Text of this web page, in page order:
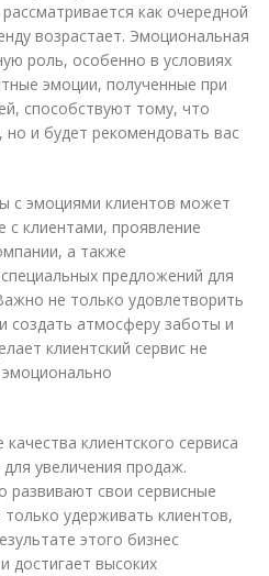
как очередной
возрастает. Эмоциональная
роль, особенно в условиях
эмоции, полученные при
способствуют тому, что
но и будет рекомендовать вас
с эмоциями клиентов может
клиентами, проявление
а также
предложений для
не только удовлетворить
создать атмосферу заботы и
клиентский сервис не
клиентского сервиса
увеличения продаж.
развивают свои сервисные
удерживать клиентов,
этого бизнес
достигает высоких